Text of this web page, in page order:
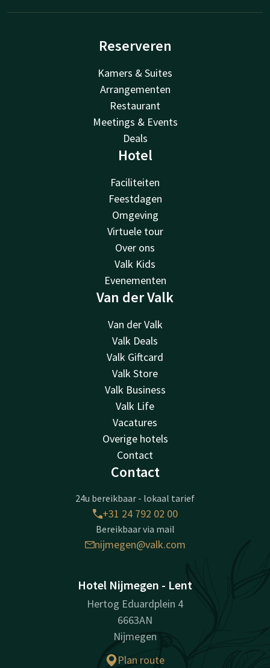
Reserveren
Kamers & Suites
Arrangementen
Restaurant
Meetings & Events
Deals
Hotel
Faciliteiten
Feestdagen
Omgeving
Virtuele tour
Over ons
Valk Kids
Evenementen
Van der Valk
Van der Valk
Valk Deals
Valk Giftcard
Valk Store
Valk Business
Valk Life
Vacatures
Overige hotels
Contact
Contact
24u bereikbaar - lokaal tarief
+31 24 792 02 00
Bereikbaar via mail
nijmegen@valk.com
Hotel Nijmegen - Lent
Hertog Eduardplein 4
6663AN
Nijmegen
Plan route